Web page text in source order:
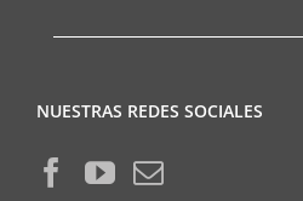
NUESTRAS REDES SOCIALES